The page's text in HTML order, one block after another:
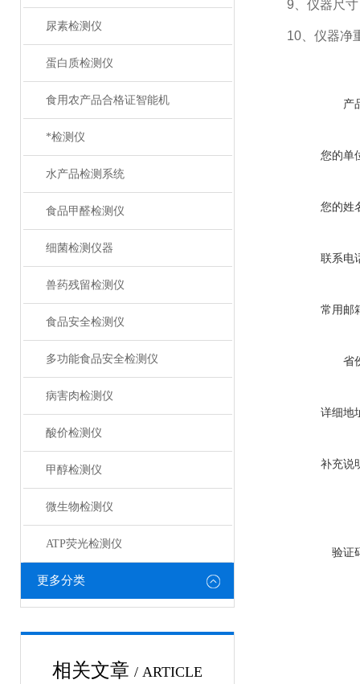
尿素检测仪
蛋白质检测仪
食用农产品合格证智能机
*检测仪
水产品检测系统
食品甲醛检测仪
细菌检测仪器
兽药残留检测仪
食品安全检测仪
多功能食品安全检测仪
病害肉检测仪
酸价检测仪
甲醇检测仪
微生物检测仪
ATP荧光检测仪
更多分类
相关文章 / ARTICLE
9、仪器尺寸
10、仪器净
产
您的单
您的姓
联系电
常用邮
省
详细地
补充说
验证